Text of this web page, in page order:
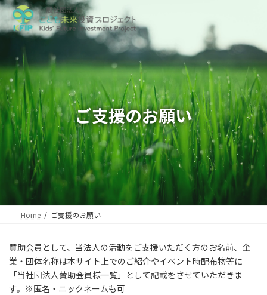
コ
テ
へ
ス
キ
ッ
プ
ナ
ゲ
ョ
ン
に
移
動
ご支援のお願い
Home ご支援のお願い
賛助会員として、当法人の活動をご支援いただく方のお名前、企
業・団体名称は本サイト上でのご紹介やイベント時配布物等に
「当社団法人賛助会員様一覧」として記載をさせていただきま
す。※匿名・ニックネームも可